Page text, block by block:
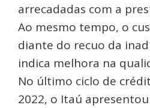
arrecadadas com a
Ao mesmo tempo, o
diante do recuo da
indica melhora na
No último ciclo de
2022, o Itaú